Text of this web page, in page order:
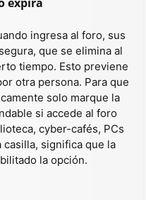
ingresa al foro, sus
que se elimina al
tiempo. Esto previene
otra persona. Para que
solo marque la
si accede al foro
cyber-cafés, PCs
significa que la
la opción.